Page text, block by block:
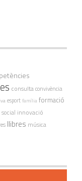
consultaconvivència
esport família formació
innovació
llibres música